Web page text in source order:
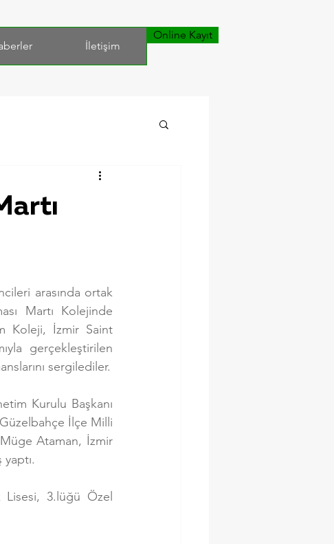
İletişim
Online Kayıt
arasında ortak
Martı Kolejinde
Koleji, İzmir Saint
gerçekleştirilen
sergilediler.
Kurulu Başkanı
İlçe Milli
Ataman, İzmir
Lisesi, 3.lüğü Özel